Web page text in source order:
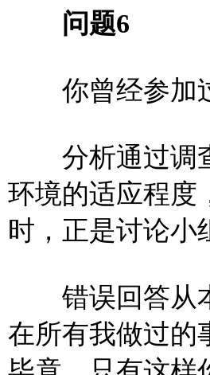
问题6
你曾经参加过
分析通过调查
环境的适应程度
时，正是讨论小
错误回答从本
在所有我做过的